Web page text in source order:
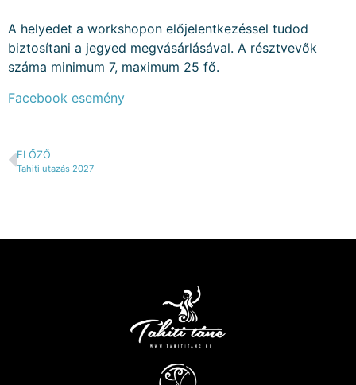
A helyedet a workshopon előjelentkezéssel tudod
biztosítani a jegyed megvásárlásával. A résztvevők
száma minimum 7, maximum 25 fő.
Facebook esemény
ELŐZŐ
Tahiti utazás 2027